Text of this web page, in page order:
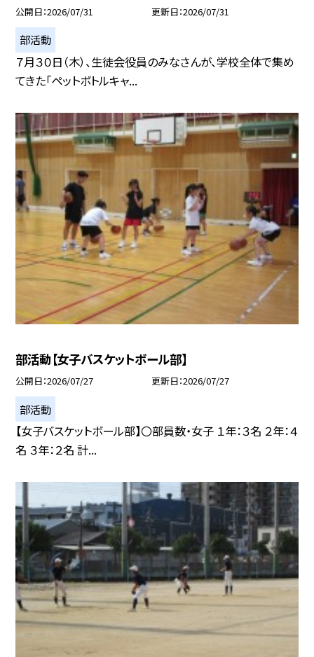
公開日 2026/07/31 更新日 2026/07/31
部活動
７月３０日（木）、生徒会役員のみなさんが、学校全体で集め
てきた「ペットボトルキャ...
部活動【女子バスケットボール部】
公開日 2026/07/27 更新日 2026/07/27
部活動
【女子バスケットボール部】〇部員数・女子 １年：３名 ２年：４
名 ３年：２名 計...